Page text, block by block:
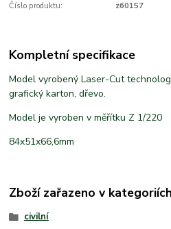
Číslo produktu: z60157
Kompletní specifikace
Model vyrobený Laser-Cut
grafický karton, dřevo.
Model je vyroben v měřítku Z 1/220
84x51x66,6mm
Zboží zařazeno v kategoriích
civilní